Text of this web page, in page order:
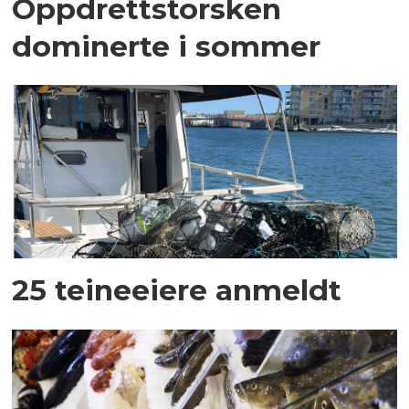
Oppdrettstorsken
dominerte i sommer
25 teineeiere anmeldt